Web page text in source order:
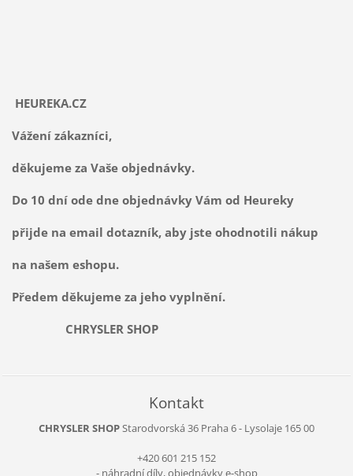
HEUREKA.CZ
Vážení zákazníci,
děkujeme za Vaše objednávky.
Do 10 dní ode dne objednávky Vám od Heureky
přijde na email dotazník, aby jste ohodnotili nákup
na našem eshopu.
Předem děkujeme za jeho vyplnění.
CHRYSLER SHOP
Kontakt
CHRYSLER SHOPStarodvorská 36 Praha 6 - Lysolaje 165 00
+420 601 215 152
- náhradní díly, objednávky e-shop